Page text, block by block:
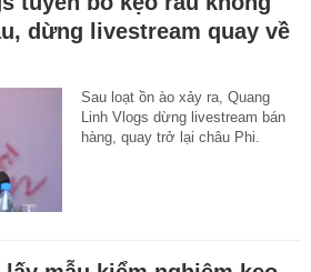
dừng livestream quay về
Sau loạt ồn ào xảy ra, Quang
Linh Vlogs dừng livestream bán
hàng, quay trở lại châu Phi.